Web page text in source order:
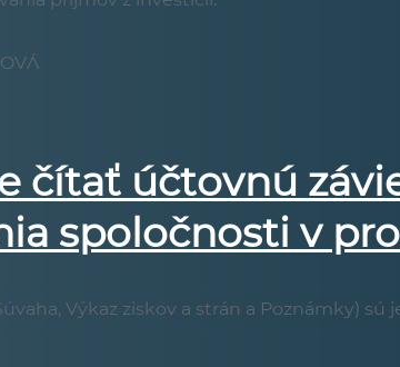
čítať účtovnú
spoločnosti v
Výkaz ziskov a strán a Poznámky)